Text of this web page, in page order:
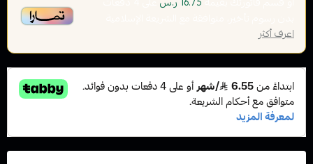
اعرف أكثر